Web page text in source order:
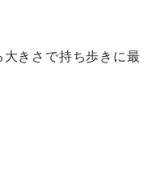
きさで持ち歩きに最